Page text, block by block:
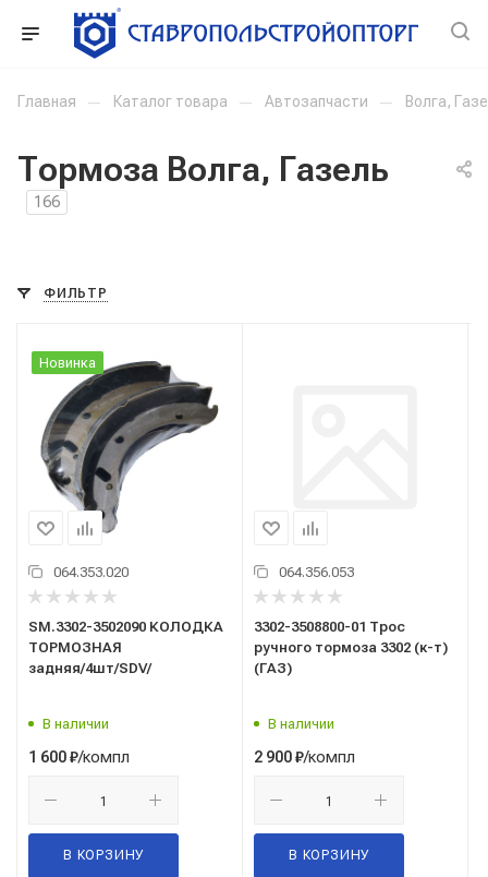
Главная — Каталог товара — Автозапчасти — Волга,
Тормоза Волга, Газель
166
ФИЛЬТР
Новинка
064.353.020
SM.3302-3502090 КОЛОДКА
ТОРМОЗНАЯ
задняя/4шт/SDV/
В наличии
1 600₽/компл
В КОРЗИНУ
064.356.053
3302-3508800-01 Трос
ручного тормоза 3302 (к-т)
(ГАЗ)
В наличии
2 900₽/компл
В КОРЗИНУ